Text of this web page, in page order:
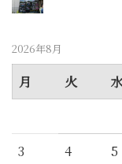
2026年8月
月 火
3
4 5